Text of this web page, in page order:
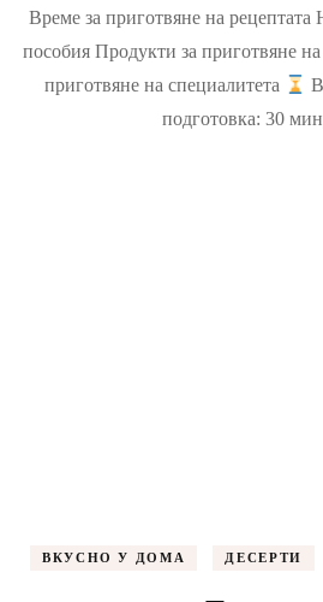
Време за приготвяне на
пособия Продукти за приготвяне
приготвяне на специалитета
подготовка: 30
ВКУСНО У ДОМА ДЕСЕРТИ